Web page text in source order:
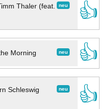
neu
Thaler (feat.
👍
neu
Morning
👍
neu
Schleswig
👍